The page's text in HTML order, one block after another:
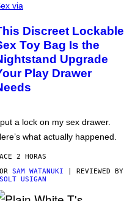
via
Discreet Lockable
Toy Bag Is the
Upgrade
Play Drawer
a lock on my sex drawer.
what actually happened.
2 HORAS
SAM WATANUKI | REVIEWED BY
USIGAN